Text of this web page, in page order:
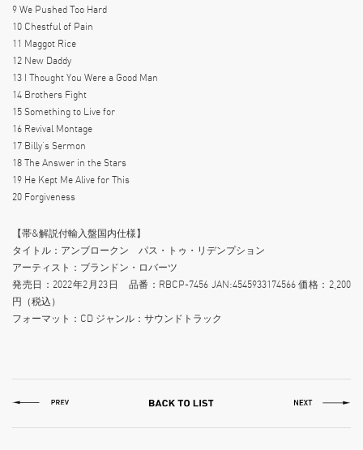
9 We Pushed Too Hard
10 Chestful of Pain
11 Maggot Rice
12 New Daddy
13 I Thought You Were a Good Man
14 Brothers Fight
15 Something to Live for
16 Revival Montage
17 Billy’s Sermon
18 The Answer in the Stars
19 He Kept Me Alive for This
20 Forgiveness
【帯&解説付輸入盤国内仕様】
タイトル：アンブロークン パス・トゥ・リデンプション
アーティスト：ブランドン・ロバーツ
発売日：2022年2月23日 品番：RBCP-7456 JAN:4545933174566 価格：2,200
円（税込）
フォーマット：CD ジャンル：サウンドトラック